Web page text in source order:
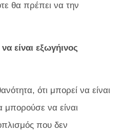
θα πρέπει να την
είναι εξωγήινος
ότι μπορεί να είναι
μπορούσε να είναι
που δεν